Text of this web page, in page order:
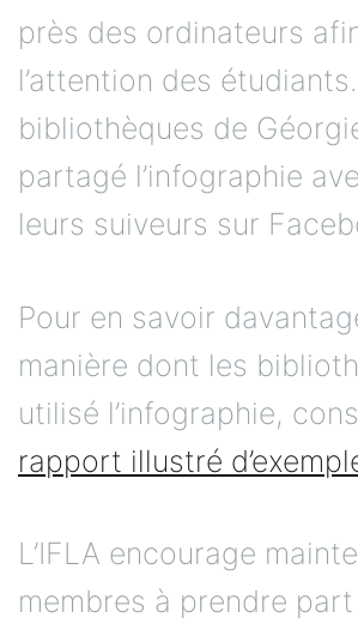
près des ordinateurs
l’attention des
bibliothèques de
partagé l’infographie
leurs suiveurs sur
Pour en savoir
manière dont les
utilisé l’infographie,
rapport illustré
L’IFLA encourage
membres à prendre